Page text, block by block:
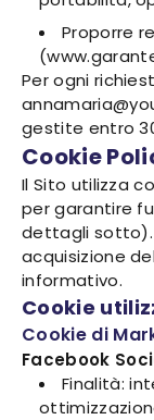
Proporre
Per ogni
gestite entro
Cookie
Il Sito utilizza
per garantire
dettagli sotto).
acquisizione
informativo.
Cookie
Cookie di
Facebook
Finalità: